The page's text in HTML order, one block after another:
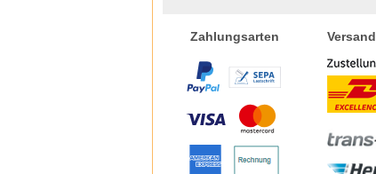
Zahlungsarten Versand